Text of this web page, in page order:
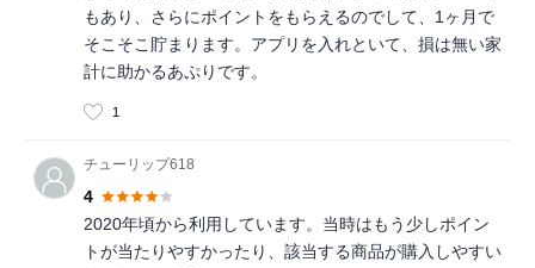
もあり、さらにポイントをもらえるのでして、1ヶ月で
そこそこ貯まります。アプリを入れといて、損は無い家
計に助かるあぷりです。
1
チューリップ618
4
2020年頃から利用しています。当時はもう少しポイン
トが当たりやすかったり、該当する商品が購入しやすい